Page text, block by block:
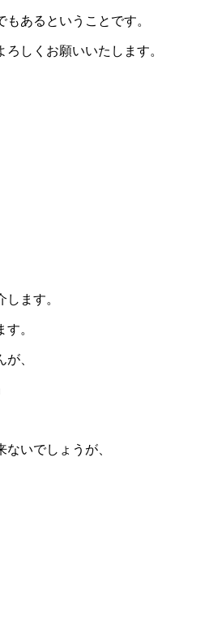
あるということです。
しくお願いいたします。
ます。
。
、
いでしょうが、